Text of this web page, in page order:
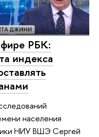
РБК:
индекса
населения
НИУ ВШЭ Сергей